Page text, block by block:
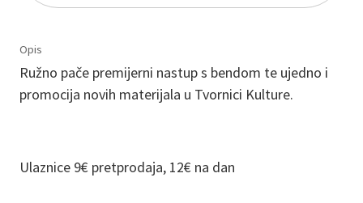
Opis
Ružno pače premijerni nastup s bendom te ujedno i
promocija novih materijala u Tvornici Kulture.
Ulaznice 9€ pretprodaja, 12€ na dan